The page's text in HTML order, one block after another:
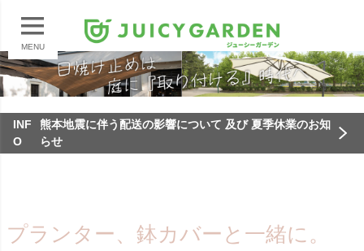
MENU
INF
O
熊本地震に伴う配送の影響について 及び 夏季休業のお知
らせ
プランター、鉢カバーと一緒に。